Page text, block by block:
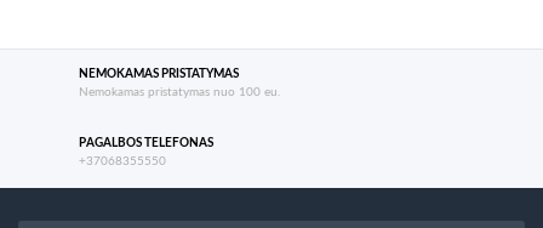
NEMOKAMAS PRISTATYMAS
Nemokamas pristatymas nuo 100 eu.
PAGALBOS TELEFONAS
+37068355550